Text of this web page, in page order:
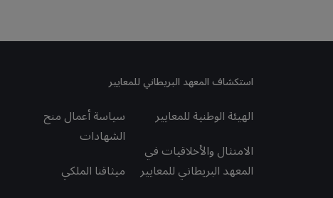
استكشاف المعهد البريطاني للمعايير
الهيئة الوطنية للمعايير
الامتثال والأخلاقيات في
المعهد البريطاني للمعايير
سياسة أعمال منح
الشهادات
ميثاقنا الملكي